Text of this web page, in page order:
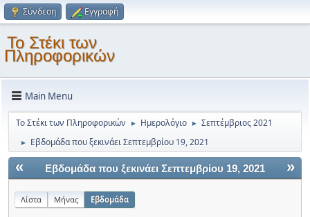
Σύνδεση Εγγραφή
Το Στέκι των
Πληροφορικών
Main Menu
Το Στέκι των Πληροφορικών ► Ημερολόγιο ► Σεπτέμβριος 2021
► Εβδομάδα που ξεκινάει Σεπτεμβρίου 19, 2021
« »
Εβδομάδα που ξεκινάει Σεπτεμβρίου 19, 2021
Λίστα Μήνας Εβδομάδα